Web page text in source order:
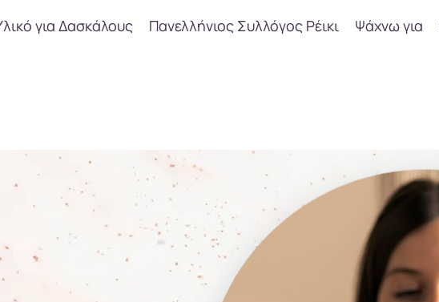
για Δασκάλους Πανελλήνιος Συλλόγος Ρέικι Ψάχνω για